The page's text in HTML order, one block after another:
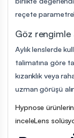
reçete
Göz rengimle
Aylık lenslerde
talimatına göre
kızarıklık veya
uzman görüşü
Hypnose
inceleLens